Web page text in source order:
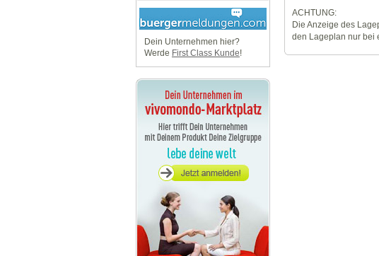
Dein Unternehmen hier?
Werde First Class Kunde!
ACHTUNG:
Die Anzeige des
den Lageplan nur bei